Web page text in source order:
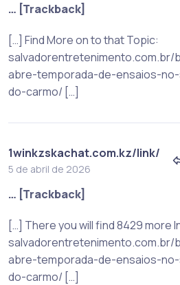
… [Trackback]
[…] Find More on to that Topic:
salvadorentretenimento.com.br/
abre-temporada-de-ensaios-
do-carmo/ […]
1winkzskachat.com.kz/link/
5 de abril de 2026
… [Trackback]
[…] There you will find 8429 more
salvadorentretenimento.com.br/
abre-temporada-de-ensaios-
do-carmo/ […]